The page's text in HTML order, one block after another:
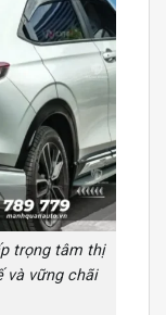
trọng tâm thị
và vững chãi